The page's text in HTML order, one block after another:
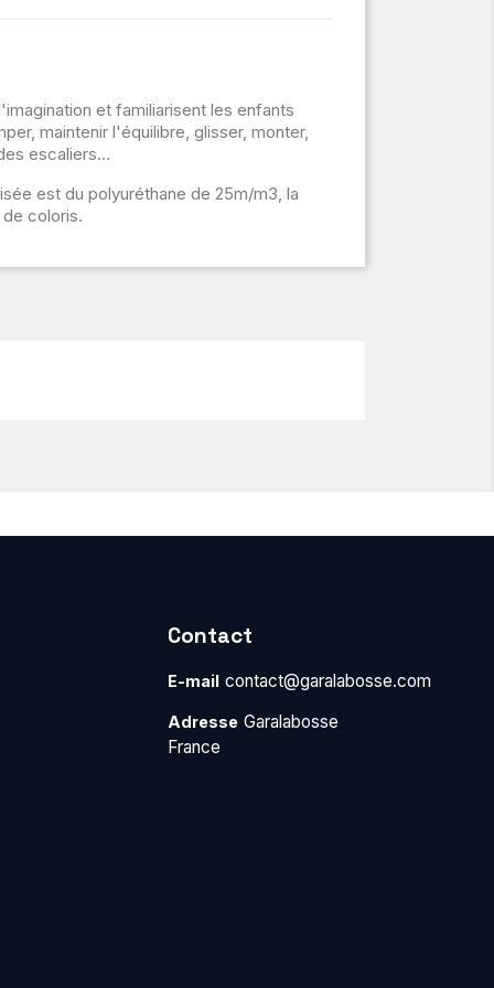
et familiarisent les enfants
maintenir l'équilibre, glisser, monter,
escaliers...
est du polyuréthane de 25m/m3, la
coloris.
Contact
E-mail contact@garalabosse.com
Adresse Garalabosse
France